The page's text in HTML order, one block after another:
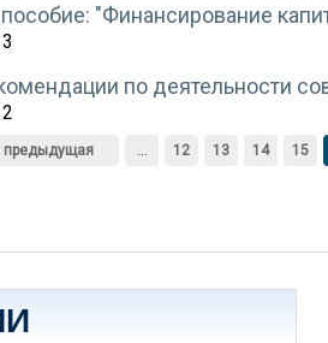
"Финансирование
по деятельности
предыдущая 12 13 14 15